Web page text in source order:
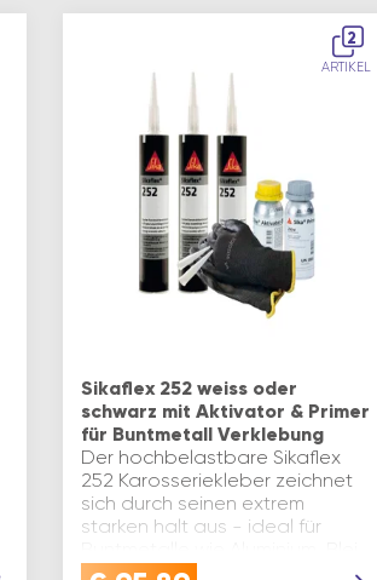
2
ARTIKEL
Sikaflex 252 weiss oder
schwarz mit Aktivator & Primer
für Buntmetall Verklebung
Der hochbelastbare Sikaflex
252 Karosseriekleber zeichnet
sich durch seinen extrem
starken halt aus - ideal für
Kupfer, Nickel, Zink, Zinn und